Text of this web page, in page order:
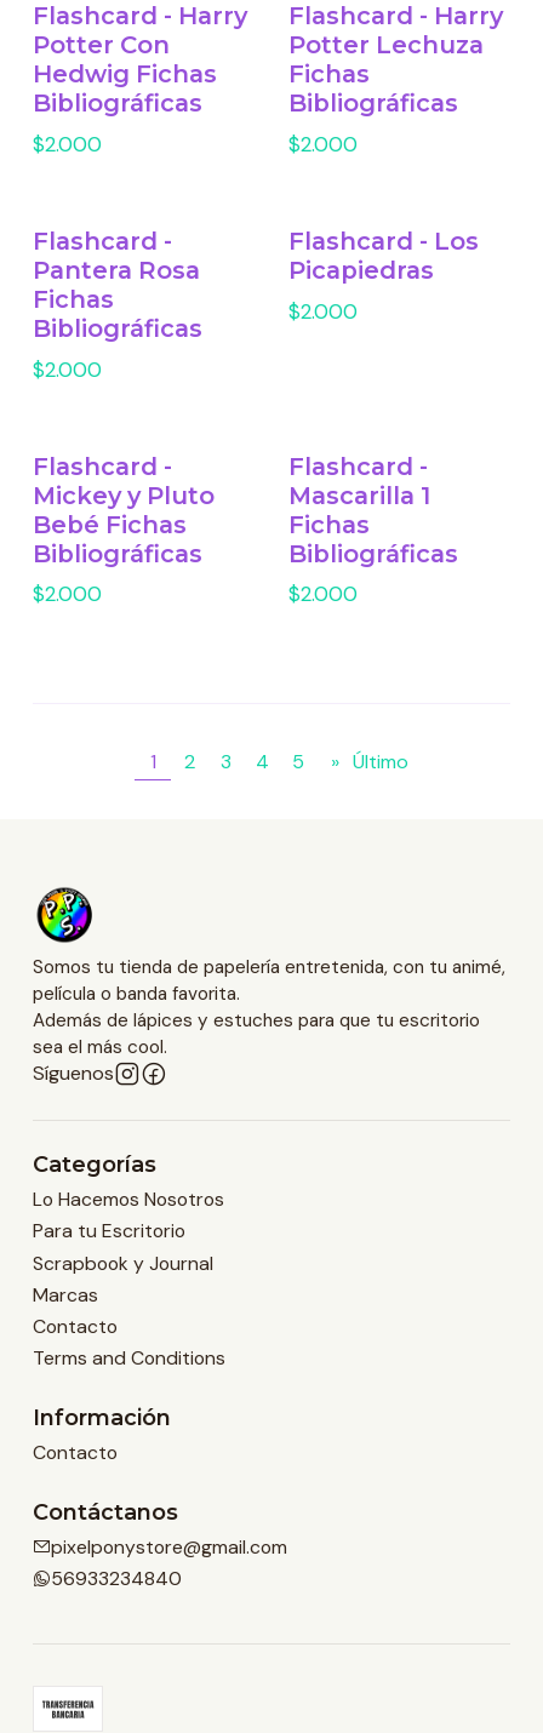
Flashcard - Harry
Potter Con
Hedwig Fichas
Bibliográficas
$2.000
Flashcard - Harry
Potter Lechuza
Fichas
Bibliográficas
$2.000
Flashcard -
Pantera Rosa
Fichas
Bibliográficas
$2.000
Flashcard - Los
Picapiedras
$2.000
Flashcard -
Mickey y Pluto
Bebé Fichas
Bibliográficas
$2.000
Flashcard -
Mascarilla 1
Fichas
Bibliográficas
$2.000
1 2 3 4 5 » Último
Somos tu tienda de papelería entretenida, con tu animé,
película o banda favorita.
Además de lápices y estuches para que tu escritorio
sea el más cool.
Síguenos
Categorías
Lo Hacemos Nosotros
Para tu Escritorio
Scrapbook y Journal
Marcas
Contacto
Terms and Conditions
Información
Contacto
Contáctanos
pixelponystore@gmail.com
56933234840